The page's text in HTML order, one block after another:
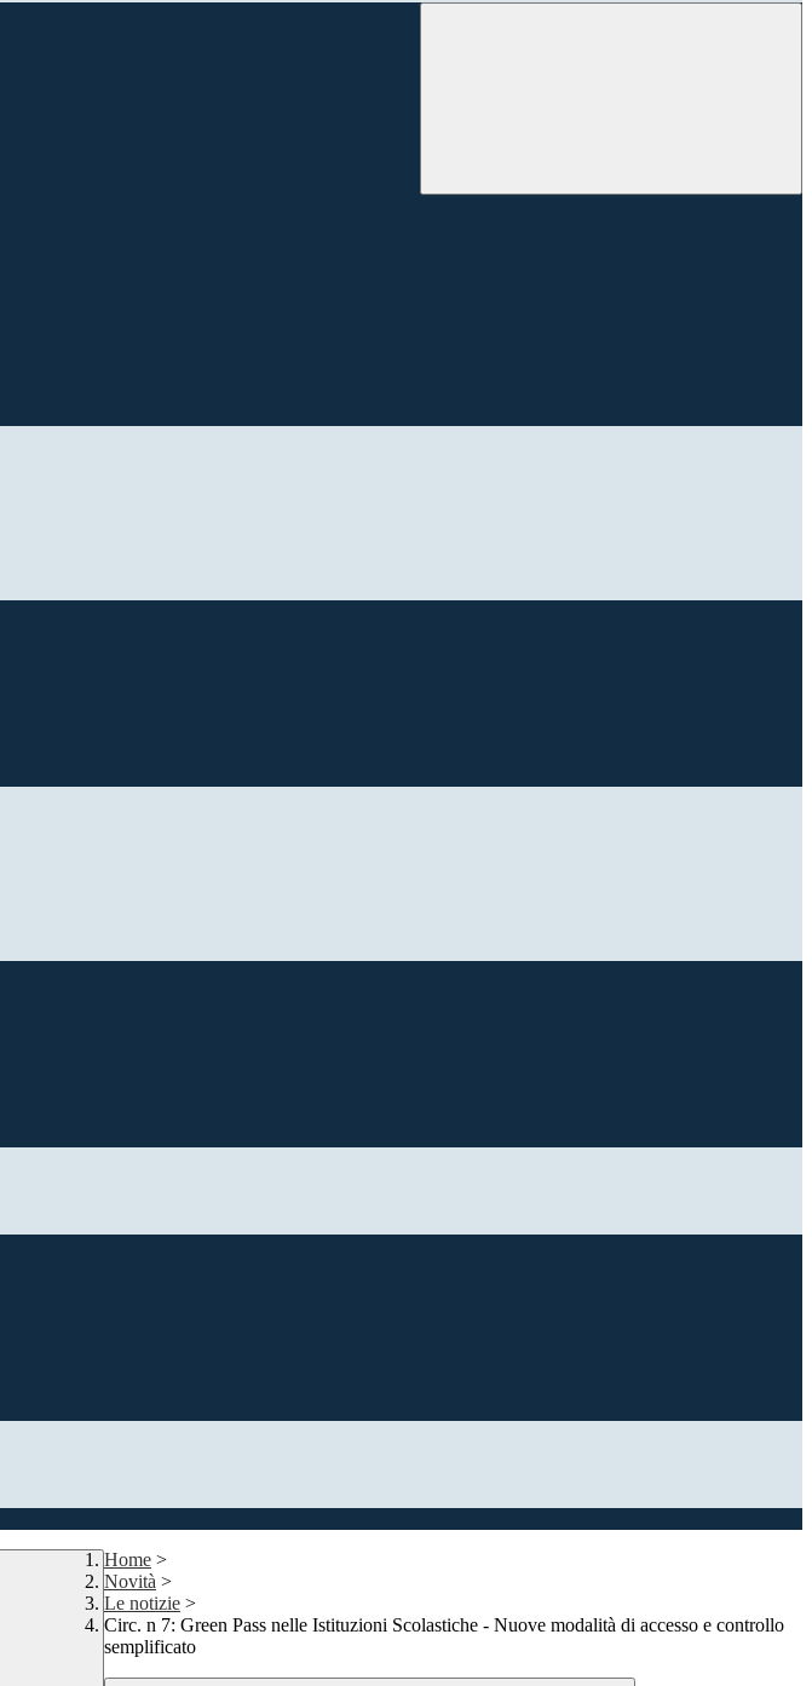
Home >
Novità >
Le notizie >
Circ. n 7: Green Pass nelle Istituzioni Scolastiche - Nuove modalità di accesso e controllo
semplificato